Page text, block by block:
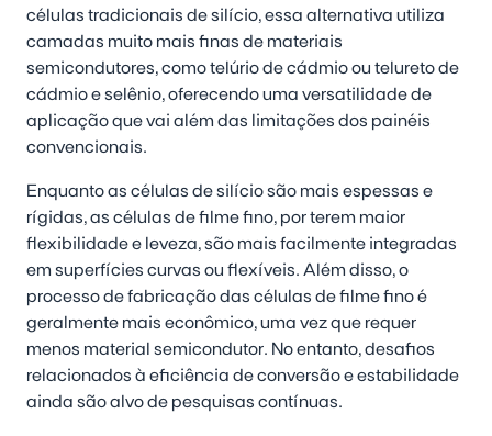
células tradicionais de silício, essa alternativa utiliza
camadas muito mais finas de materiais
semicondutores, como telúrio de cádmio ou telureto de
cádmio e selênio, oferecendo uma versatilidade de
aplicação que vai além das limitações dos painéis
convencionais.
Enquanto as células de silício são mais espessas e
rígidas, as células de filme fino, por terem maior
flexibilidade e leveza, são mais facilmente integradas
em superfícies curvas ou flexíveis. Além disso, o
processo de fabricação das células de filme fino é
geralmente mais econômico, uma vez que requer
menos material semicondutor. No entanto, desafios
relacionados à eficiência de conversão e estabilidade
ainda são alvo de pesquisas contínuas.